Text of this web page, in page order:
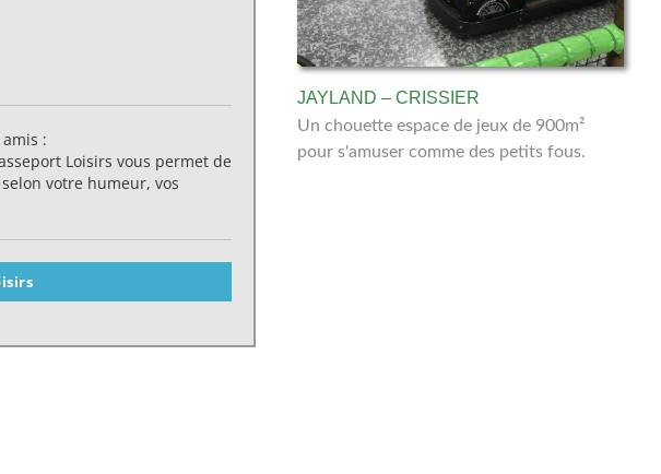
:
Loisirs vous permet de
votre humeur, vos
JAYLAND – CRISSIER
Un chouette espace de jeux de 900m²
pour s'amuser comme des petits fous.